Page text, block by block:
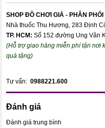
SHOP ĐỒ CHƠI GIẢ - PHÂN
Nhà thuốc Thu Hương, 283 Định
TP. HCM: Số 152 đường Ung Văn
(Hỗ trợ giao hàng miễn phí tận nơi
quà tặng)
Tư vấn:0988221.600
Đánh giá
Đánh giá trung bình